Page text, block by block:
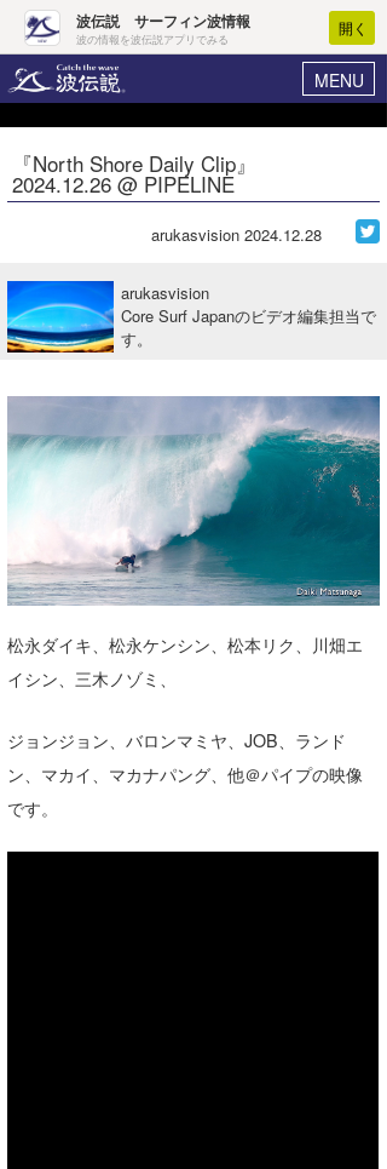
波伝説 サーフィン波情報
波の情報を波伝説アプリでみる
開く
MENU
ヘルプ マイホーム
ログイン
波情報･概況
WAVE HUNTER 波予想ツール
サーフィンエリアガイド
今月のプレゼント
『North Shore Daily Clip』
2024.12.26 @ PIPELINE
arukasvision 2024.12.28
arukasvision
Core Surf Japanのビデオ編集担当で
す。
松永ダイキ、松永ケンシン、松本リク、川畑エ
イシン、三木ノゾミ、
ジョンジョン、バロンマミヤ、JOB、ランド
ン、マカイ、マカナパング、他＠パイプの映像
です。
Core Surf Japan
アート＆エンタメ
ショップ情報
ショップ情報
湘南
千葉北
伊豆
沖縄
お知らせ
その他
ルール＆How to
サーファーズ